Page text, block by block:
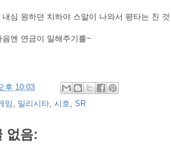
내심 원하던 치하야 스알이 나와서 평타는 친
음엔 연금이 일해주기를~
후 10:03
임 , 밀리시타, 시호, SR
없음: